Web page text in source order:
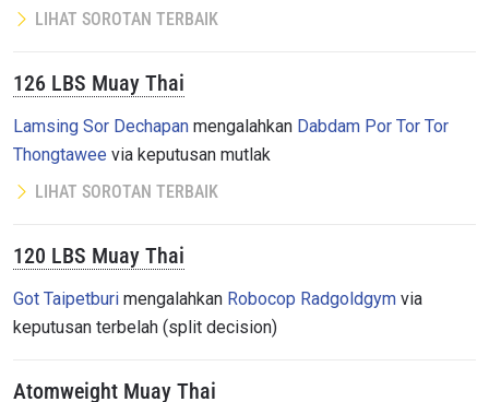
LIHAT SOROTAN TERBAIK
126 LBS Muay Thai
Lamsing Sor Dechapan mengalahkan Dabdam Por Tor Tor
Thongtawee via keputusan mutlak
LIHAT SOROTAN TERBAIK
120 LBS Muay Thai
Got Taipetburi mengalahkan Robocop Radgoldgym via
keputusan terbelah (split decision)
Atomweight Muay Thai